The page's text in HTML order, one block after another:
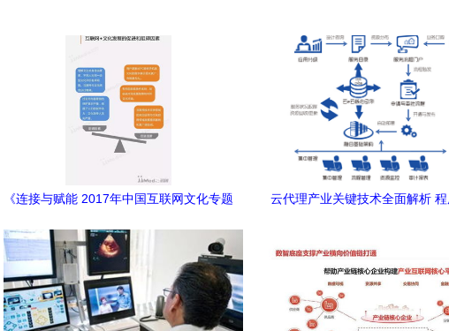
《连接与赋能 2017年中国互联网文化专题
云代理产业关键技术全面解析